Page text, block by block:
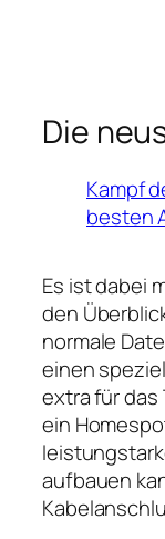
Die
Kampf
besten
Es ist dabei
den
normale
einen
extra für das
ein
aufbauen